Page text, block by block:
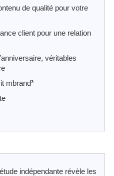
de qualité pour votre
client pour une relation
véritables
mbrand³
indépendante révèle les